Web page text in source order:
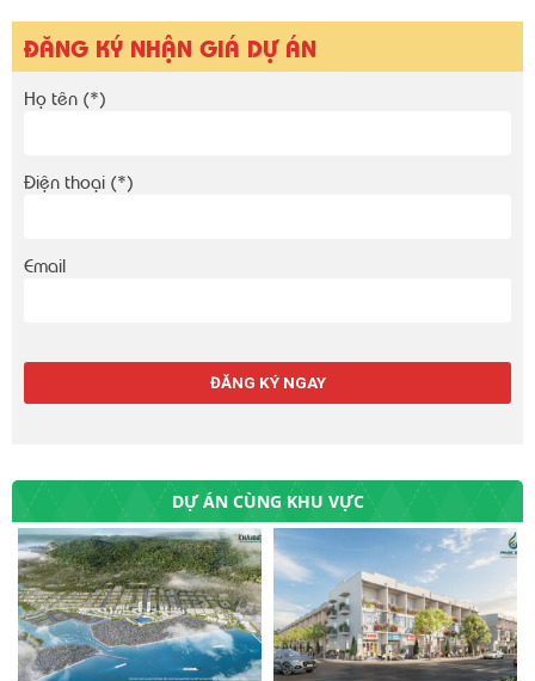
ĐĂNG KÝ NHẬN GIÁ DỰ ÁN
Họ tên (*)
Điện thoại (*)
Email
DỰ ÁN CÙNG KHU VỰC